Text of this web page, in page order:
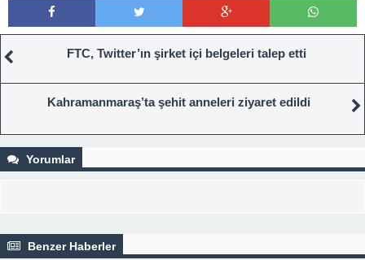
FTC, Twitter’ın şirket içi belgeleri talep etti
Kahramanmaraş’ta şehit anneleri ziyaret edildi
Yorumlar
Benzer Haberler